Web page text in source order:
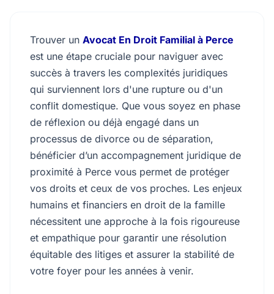
Trouver un Avocat En Droit Familial à Perce
est une étape cruciale pour naviguer avec
succès à travers les complexités juridiques
qui surviennent lors d'une rupture ou d'un
conflit domestique. Que vous soyez en phase
de réflexion ou déjà engagé dans un
processus de divorce ou de séparation,
bénéficier d’un accompagnement juridique de
proximité à Perce vous permet de protéger
vos droits et ceux de vos proches. Les enjeux
humains et financiers en droit de la famille
nécessitent une approche à la fois rigoureuse
et empathique pour garantir une résolution
équitable des litiges et assurer la stabilité de
votre foyer pour les années à venir.